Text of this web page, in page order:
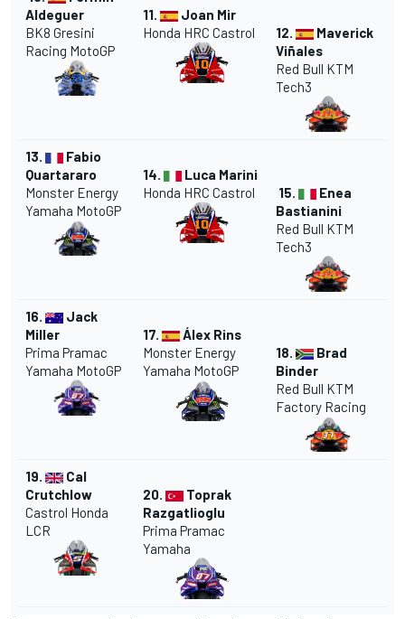
Aldeguer
BK8 Gresini
Racing MotoGP
11.
Joan Mir
Honda HRC Castrol
12.
Maverick
Viñales
Red Bull KTM
Tech3
13.
Fabio
Quartararo
Monster Energy
Yamaha MotoGP
14.
Luca Marini
Honda HRC Castrol
15.
Enea
Bastianini
Red Bull KTM
Tech3
16.
Jack
Miller
Prima Pramac
Yamaha MotoGP
17.
Álex Rins
Monster Energy
Yamaha MotoGP
18.
Brad
Binder
Red Bull KTM
Factory Racing
19.
Cal
Crutchlow
Castrol Honda
LCR
20.
Toprak
Razgatlioglu
Prima Pramac
Yamaha